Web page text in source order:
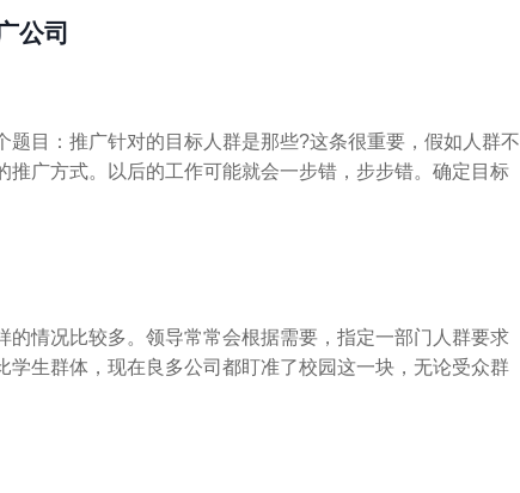
公司
题目：推广针对的目标人群是那些?这条很重要，假如人群不
推广方式。以后的工作可能就会一步错，步步错。确定目标
的情况比较多。领导常常会根据需要，指定一部门人群要求
学生群体，现在良多公司都盯准了校园这一块，无论受众群